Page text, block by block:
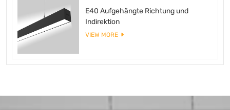
E40 Aufgehängte Richtung und
Indirektion
VIEW MORE